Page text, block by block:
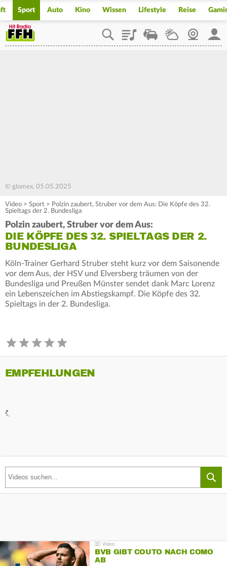
Sport Auto Kino Wissen Lifestyle Reise
PlaylistStaupilotWetterWebcam
© glomex, 05.05.2025
Video > Sport > Polzin zaubert, Struber vor dem Aus: Die Köpfe des 32.
Spieltags der 2. Bundesliga
Polzin zaubert, Struber vor dem Aus:
DIE KÖPFE DES 32. SPIELTAGS DER 2.
BUNDESLIGA
Köln-Trainer Gerhard Struber steht kurz vor dem Saisonende
vor dem Aus, der HSV und Elversberg träumen von der
Bundesliga und Preußen Münster sendet dank Marc Lorenz
ein Lebenszeichen im Abstiegskampf. Die Köpfe des 32.
Spieltags in der 2. Bundesliga.
EMPFEHLUNGEN
BVB GIBT COUTO NACH COMO
AB